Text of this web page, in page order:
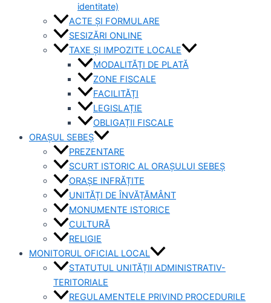
identitate)
ACTE ȘI FORMULARE
SESIZĂRI ONLINE
TAXE ȘI IMPOZITE LOCALE
MODALITĂȚI DE PLATĂ
ZONE FISCALE
FACILITĂȚI
LEGISLAȚIE
OBLIGAȚII FISCALE
ORAȘUL SEBEȘ
PREZENTARE
SCURT ISTORIC AL ORAȘULUI SEBEȘ
ORAȘE INFRĂȚITE
UNITĂȚI DE ÎNVĂȚĂMÂNT
MONUMENTE ISTORICE
CULTURĂ
RELIGIE
MONITORUL OFICIAL LOCAL
STATUTUL UNITĂȚII ADMINISTRATIV-
TERITORIALE
REGULAMENTELE PRIVIND PROCEDURILE